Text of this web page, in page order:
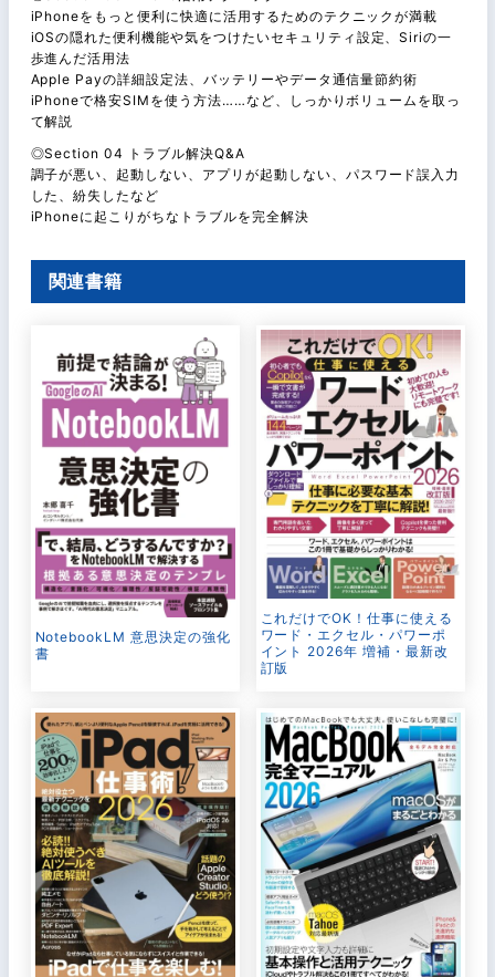
iPhoneをもっと便利に快適に活用するためのテクニックが満載
iOSの隠れた便利機能や気をつけたいセキュリティ設定、Siriの一
歩進んだ活用法
Apple Payの詳細設定法、バッテリーやデータ通信量節約術
iPhoneで格安SIMを使う方法……など、しっかりボリュームを取っ
て解説
◎Section 04 トラブル解決Q&A
調子が悪い、起動しない、アプリが起動しない、パスワード誤入力
した、紛失したなど
iPhoneに起こりがちなトラブルを完全解決
関連書籍
NotebookLM 意思決定の強化
書
これだけでOK！仕事に使える
ワード・エクセル・パワーポ
イント 2026年 増補・最新改
訂版